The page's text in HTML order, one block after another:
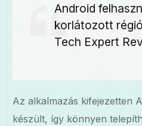
Android
korlátozott
Tech Expert
Az alkalmazás kifejezetten
készült, így könnyen